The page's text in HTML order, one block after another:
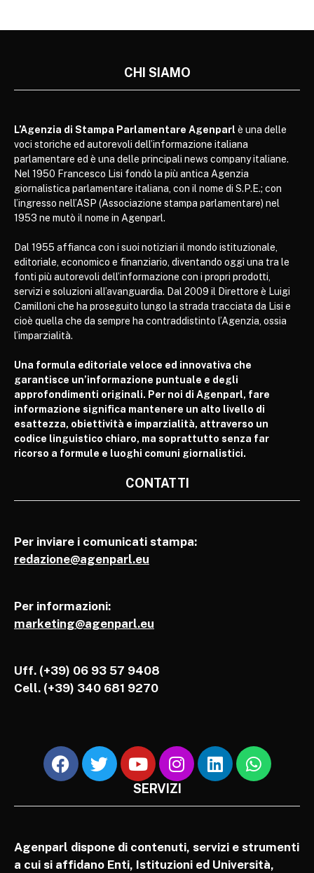
CHI SIAMO
L’Agenzia di Stampa Parlamentare Agenparl è una delle
voci storiche ed autorevoli dell’informazione italiana
parlamentare ed è una delle principali news company italiane.
Nel 1950 Francesco Lisi fondò la più antica Agenzia
giornalistica parlamentare italiana, con il nome di S.P.E.; con
l’ingresso nell’ASP (Associazione stampa parlamentare) nel
1953 ne mutò il nome in Agenparl.
Dal 1955 affianca con i suoi notiziari il mondo istituzionale,
editoriale, economico e finanziario, diventando oggi una tra le
fonti più autorevoli dell’informazione con i propri prodotti,
servizi e soluzioni all’avanguardia. Dal 2009 il Direttore è Luigi
Camilloni che ha proseguito lungo la strada tracciata da Lisi e
cioè quella che da sempre ha contraddistinto l’Agenzia, ossia
l’imparzialità.
Una formula editoriale veloce ed innovativa che
garantisce un’informazione puntuale e degli
approfondimenti originali. Per noi di Agenparl, fare
informazione significa mantenere un alto livello di
esattezza, obiettività e imparzialità, attraverso un
codice linguistico chiaro, ma soprattutto senza far
ricorso a formule e luoghi comuni giornalistici.
CONTATTI
Per inviare i comunicati stampa:
redazione@agenparl.eu
Per informazioni:
marketing@agenparl.eu
Uff. (+39) 06 93 57 9408
Cell. (+39) 340 681 9270
SERVIZI
Agenparl dispone di contenuti, servizi e strumenti
a cui si affidano Enti, Istituzioni ed Università,